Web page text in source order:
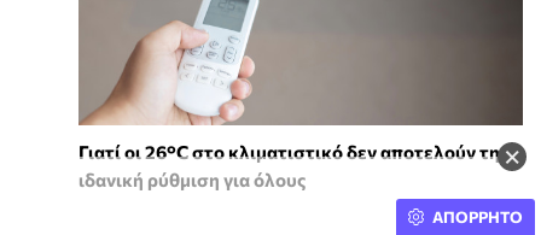
×
Γιατί οι 26°C στο κλιματιστικό δεν αποτελούν την
ιδανική ρύθμιση για όλους
ΑΠΟΡΡΗΤΟ